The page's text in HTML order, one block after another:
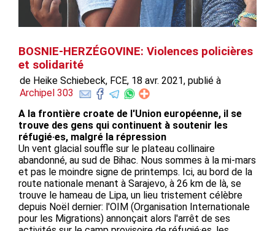
BOSNIE-HERZÉGOVINE: Violences policières
et solidarité
de Heike Schiebeck, FCE, 18 avr. 2021, publié à
Archipel 303
A la frontière croate de l'Union européenne, il se
trouve des gens qui continuent à soutenir les
réfugié·es, malgré la répression
Un vent glacial souffle sur le plateau collinaire
abandonné, au sud de Bihac. Nous sommes à la mi-mars
et pas le moindre signe de printemps. Ici, au bord de la
route nationale menant à Sarajevo, à 26 km de là, se
trouve le hameau de Lipa, un lieu tristement célèbre
depuis Noël dernier: l'OIM (Organisation Internationale
pour les Migrations) annonçait alors l'arrêt de ses